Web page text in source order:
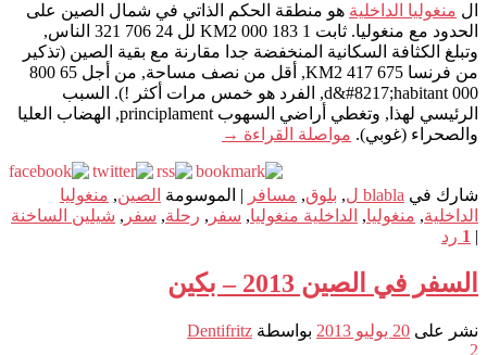
ال منغوليا الداخلية هو منطقة الحكم الذاتي في شمال الصين على
الحدود مع منغوليا. ثابت 1 183 000 KM2 لل 24 706 321 الناس,
وتبلغ الكثافة السكانية المنخفضة جدا مقارنة مع بقية الصين (تذكير
من فرنسا 675 417 KM2, أقل من نصف مساحة, من أجل 65 800
000 d&#8217;habitant, الفرد هو خمس مرات أكثر !). السبب
الرئيسي لهذا, وتغطي أراضي السهوب principlament, الهضاب العليا
والصحراء (غوبي). مواصلة القراءة →
شارك في blabla ل , بلوق, مسافر | الموسومة الصين, منغوليا
الداخلية, منغوليا, الداخلية منغوليا, سفر , رحلة, سفر , شيلين الساخنة
|
1 رد
السفر في الصين 2013 – بكين
نشر على 20 يوليو 2013 بواسطة Dentifritz
2